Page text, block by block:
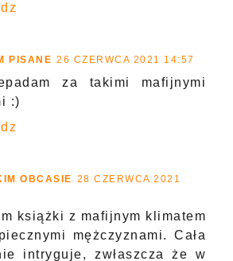
PISANE 26 CZERWCA 2021 14:57
za takimi mafijnymi
:)
OBCASIE 28 CZERWCA 2021
książki z mafijnym klimatem
mężczyznami. Cała
intryguje, zwłaszcza że w